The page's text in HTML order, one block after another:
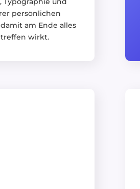
persönlichen
am Ende alles
wirkt.